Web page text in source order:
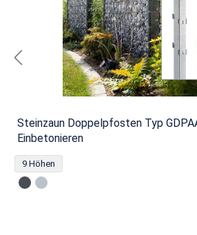
Steinzaun Doppelpfosten Typ
Einbetonieren
9 Höhen